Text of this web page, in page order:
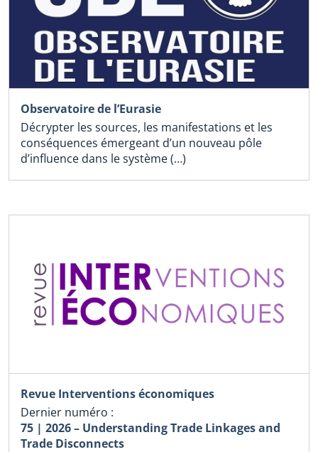
Observatoire de l’Eurasie
Décrypter les sources, les manifestations et les
conséquences émergeant d’un nouveau pôle
d’influence dans le système (…)
Revue Interventions économiques
Dernier numéro :
75 | 2026 – Understanding Trade Linkages and
Trade Disconnects